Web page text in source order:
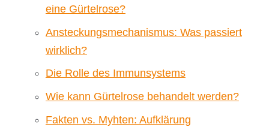
eine Gürtelrose?
Ansteckungsmechanismus: Was passiert
wirklich?
Die Rolle des Immunsystems
Wie kann Gürtelrose behandelt werden?
Fakten vs. Myhten: Aufklärung